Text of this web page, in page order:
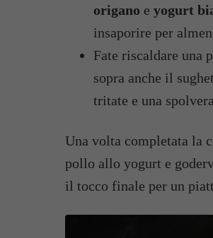
origano e yogurt
insaporire per
Fate riscaldare una
sopra anche il
tritate e una
Una volta completata la
pollo allo yogurt e
il tocco finale per un